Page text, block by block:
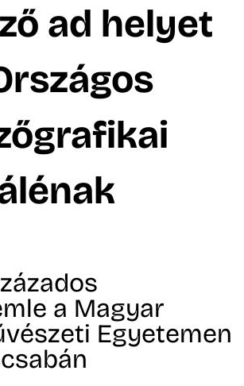
ad helyet
a Magyar
Egyetemen